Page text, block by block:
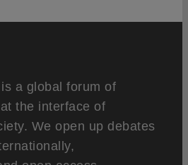
a global forum of
the interface of
We open up debates